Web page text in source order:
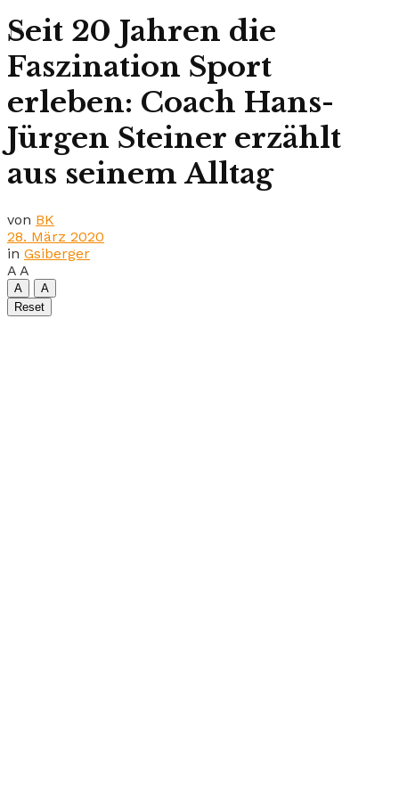
Seit 20 Jahren die
Faszination Sport
erleben: Coach Hans-
Jürgen Steiner erzählt
aus seinem Alltag
von BK
28. März 2020
in Gsiberger
A A
A
A
Reset